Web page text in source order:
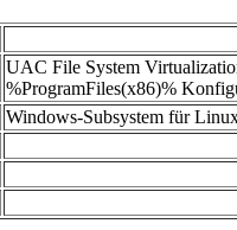
UAC File System
%ProgramFiles(x86)%
Windows-Subsystem für